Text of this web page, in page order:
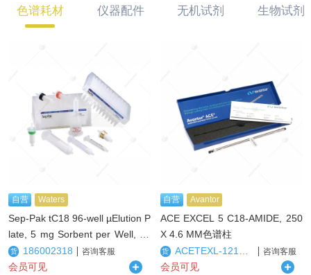
色谱耗材 仪器配件 无机试剂 生物试剂
自营 Waters
Sep-Pak tC18 96-well µElution P
late, 5 mg Sorbent per Well, 37
- 55 µm, 1/pk96孔提取板
货 186002318 咨询客服
会员可见
自营 Avantor
ACE EXCEL 5 C18-AMIDE, 250
X 4.6 MM色谱柱
货 ACETEXL-1212-2546U 咨询客服
会员可见